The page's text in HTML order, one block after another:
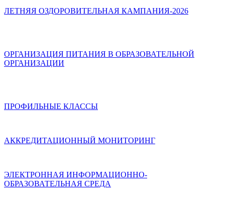
ЛЕТНЯЯ ОЗДОРОВИТЕЛЬНАЯ КАМПАНИЯ-2026
ОРГАНИЗАЦИЯ ПИТАНИЯ В ОБРАЗОВАТЕЛЬНОЙ
ОРГАНИЗАЦИИ
ПРОФИЛЬНЫЕ КЛАССЫ
АККРЕДИТАЦИОННЫЙ МОНИТОРИНГ
ЭЛЕКТРОННАЯ ИНФОРМАЦИОННО-
ОБРАЗОВАТЕЛЬНАЯ СРЕДА